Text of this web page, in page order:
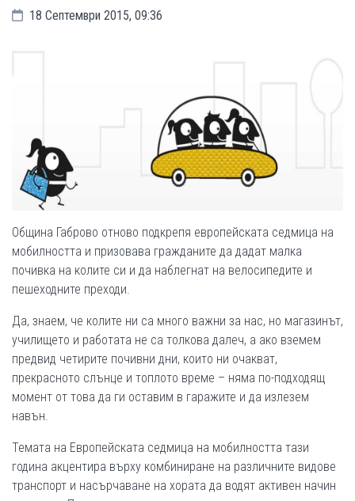
18 Септември 2015, 09:36
Община Габрово отново подкрепя европейската седмица на
мобилността и призовава гражданите да дадат малка
почивка на колите си и да наблегнат на велосипедите и
пешеходните преходи.
Да, знаем, че колите ни са много важни за нас, но магазинът,
училището и работата не са толкова далеч, а ако вземем
предвид четирите почивни дни, които ни очакват,
прекрасното слънце и топлото време – няма по-подходящ
момент от това да ги оставим в гаражите и да излезем
навън.
Темата на Европейската седмица на мобилността тази
година акцентира върху комбиниране на различните видове
транспорт и насърчаване на хората да водят активен начин